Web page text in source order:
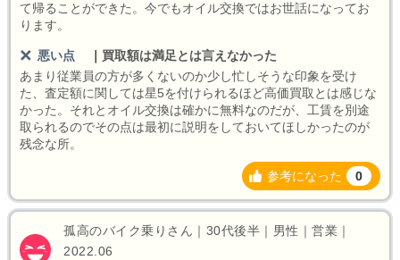
て帰ることができた。今でもオイル交換ではお世話になってお
ります。
悪い点
買取額は満足とは言えなかった
あまり従業員の方が多くないのか少し忙しそうな印象を受け
た、査定額に関しては星5を付けられるほど高価買取とは感じな
かった。それとオイル交換は確かに無料なのだが、工賃を別途
取られるのでその点は最初に説明をしておいてほしかったのが
残念な所。
参考になった 0
孤高のバイク乗りさん｜30代後半｜男性｜営業｜
2022.06